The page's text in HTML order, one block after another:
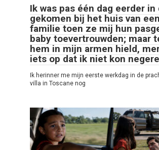
Ik was pas één dag eerder
gekomen bij het huis van
familie toen ze mij hun
baby toevertrouwden; maar
hem in mijn armen hield,
iets op dat ik niet kon
Ik herinner me mijn eerste werkdag in de
villa in Toscane nog